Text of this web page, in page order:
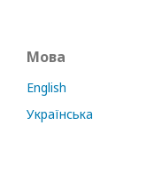
Мова
English
Українська